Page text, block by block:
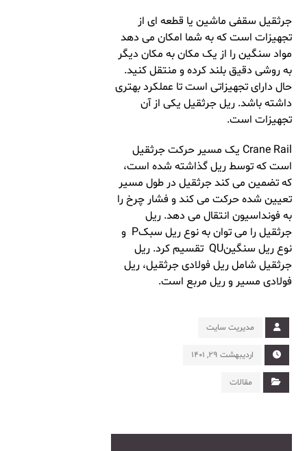
جرثقیل سقفی ماشین یا قطعه ای از
تجهیزات است که به شما امکان می دهد
مواد سنگین را از یک مکان به مکان دیگر
به روشی دقیق بلند کرده و منتقل کنید.
حال دارای تجهیزاتی است تا عملکرد بهتری
داشته باشد. ریل جرثقیل یکی از آن
تجهیزات است.
Crane Rail یک مسیر حرکت جرثقیل
است که توسط ریل گذاشته شده است،
که تضمین می کند جرثقیل در طول مسیر
تعیین شده حرکت می کند و فشار چرخ را
به فونداسیون انتقال می دهد. ریل
جرثقیل را می توان به نوع ریل سبکP و
نوع ریل سنگینQU تقسیم کرد. ریل
جرثقیل شامل ریل فولادی جرثقیل، ریل
فولادی مسیر و ریل مربع است.
مدیریت سایت
اردیبهشت ۲۹, ۱۴۰۱
مقالات